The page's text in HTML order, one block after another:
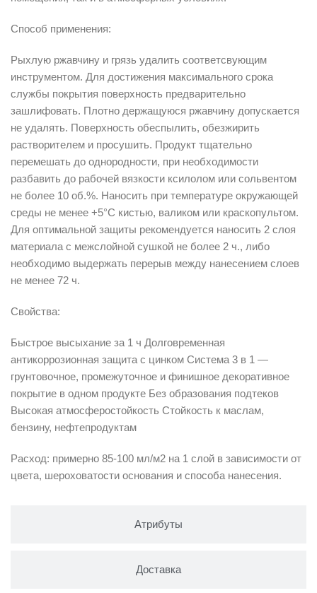
Атрибуты
Доставка
Способ применения:
Рыхлую ржавчину и грязь удалить соответсвующим
инструментом. Для достижения максимального срока
службы покрытия поверхность предварительно
зашлифовать. Плотно держащуюся ржавчину допускается
не удалять. Поверхность обеспылить, обезжирить
растворителем и просушить. Продукт тщательно
перемешать до однородности, при необходимости
разбавить до рабочей вязкости ксилолом или сольвентом
не более 10 об.%. Наносить при температуре окружающей
среды не менее +5°C кистью, валиком или краскопультом.
Для оптимальной защиты рекомендуется наносить 2 слоя
материала с межслойной сушкой не более 2 ч., либо
необходимо выдержать перерыв между нанесением слоев
не менее 72 ч.
Свойства:
Быстрое высыхание за 1 ч Долговременная
антикоррозионная защита с цинком Система 3 в 1 —
грунтовочное, промежуточное и финишное декоративное
покрытие в одном продукте Без образования подтеков
Высокая атмосферостойкость Стойкость к маслам,
бензину, нефтепродуктам
Расход: примерно 85-100 мл/м2 на 1 слой в зависимости от
цвета, шероховатости основания и способа нанесения.